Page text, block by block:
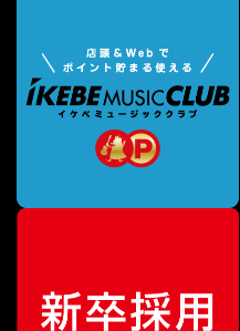
販売価格¥311,000 （税込）